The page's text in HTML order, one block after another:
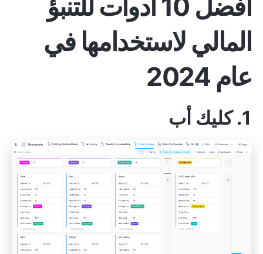
أفضل 10 أدوات للتنبؤ
المالي لاستخدامها في
عام 2024
1. كليك أب